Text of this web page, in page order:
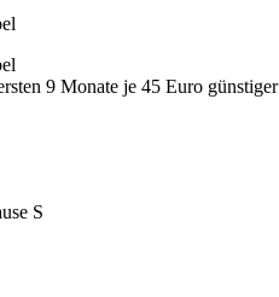
9 Monate je 45 Euro günstiger
S